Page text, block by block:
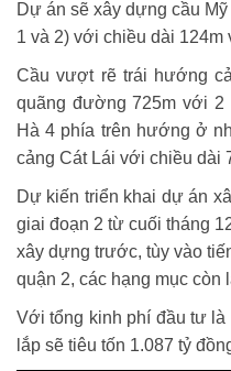
Dự án sẽ xây dựng cầu
1 và 2) với chiều dài 124m
Cầu vượt rẽ trái hướng
quãng đường 725m với 2
Hà 4 phía trên hướng ở
cảng Cát Lái với chiều dài
Dự kiến triển khai dự án
giai đoạn 2 từ cuối tháng
xây dựng trước, tùy vào
quận 2, các hạng mục
Với tổng kinh phí đầu tư là
lắp sẽ tiêu tốn 1.087 tỷ